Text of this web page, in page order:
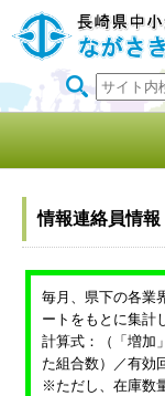
情報連絡員情報
毎月、県下の各業
ートをもとに集計
計算式：（「増加
た組合数）／有
※ただし、在庫数